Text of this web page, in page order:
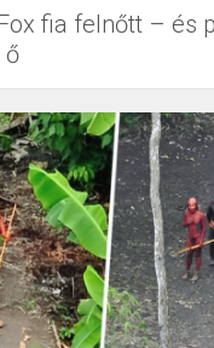
fia felnőtt – és
ő